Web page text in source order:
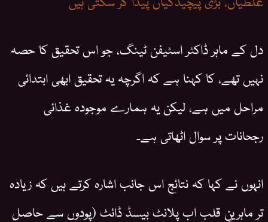
دل کے ماہر ڈاکٹر اسٹیفن ٹینگ، جو اس تحقیق کا حصہ
نہیں تھے، کا کہنا ہے کہ اگرچہ یہ تحقیق ابھی ابتدائی
مراحل میں ہے، لیکن یہ ہمارے موجودہ غذائی
رجحانات پر سوال اٹھاتی ہے۔
انہوں نے کہا کہ نتائج اس جانب اشارہ کرتے ہیں کہ زیادہ
تر ماہرینِ قلب اب پلانٹ بیسڈ ڈائٹ (پودوں سے حاصل